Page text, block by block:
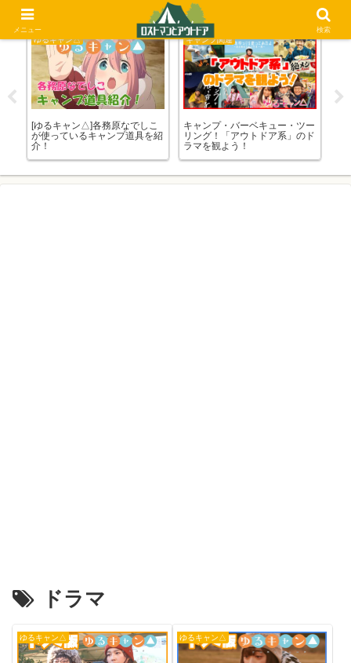
ゆるキャン△
[ゆるキャン△]各務原なでしこ
が使っているキャンプ道具を紹
介！
キャンプ関連
キャンプ・バーベキュー・ツー
リング！「アウトドア系」のド
ラマを観よう！
比
ドラマ
ゆるキャン△ ゆるキャン△
メニュー 検索